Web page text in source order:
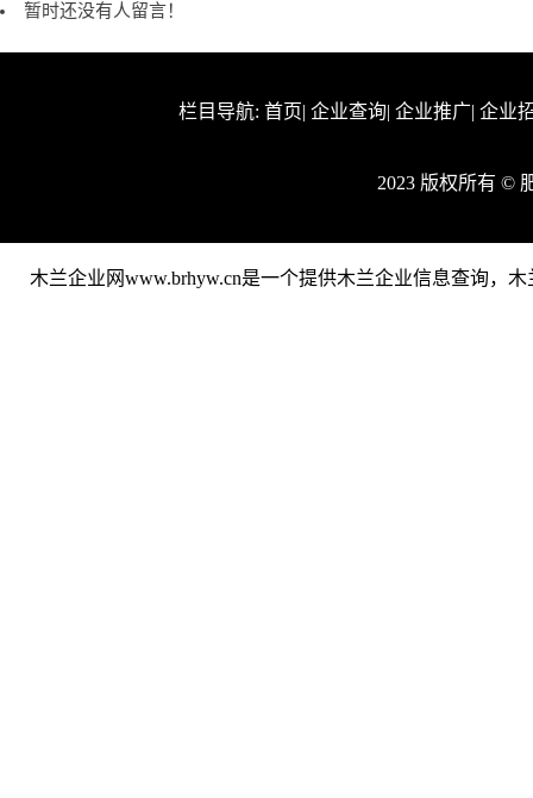
暂时还没有人留言！
栏目导航: 首页| 企业查询| 企业推广| 企业
2023 版权所有 ©
木兰企业网www.brhyw.cn是一个提供木兰企业信息查询，